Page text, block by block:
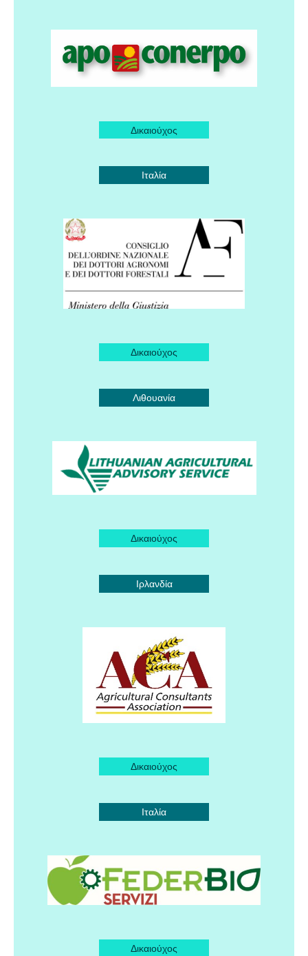
Δικαιούχος
Ιταλία
Δικαιούχος
Λιθουανία
Δικαιούχος
Ιρλανδία
Δικαιούχος
Ιταλία
Δικαιούχος